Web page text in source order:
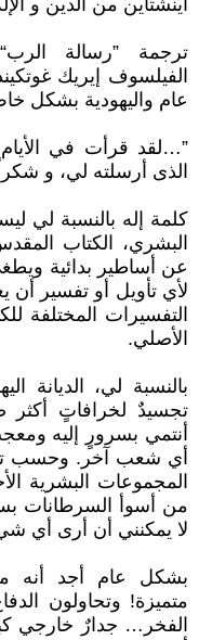
أينشتاين من الدين و
ترجمة ”رسالة
الفيلسوف إيريك
عام واليهودية بشكل
”…لقد قرأت في
الذى أرسلته لي، و
كلمة إله بالنسبة لي
البشري، الكتاب
عن أساطير بدائية
لأي تأويل أو تفسير أن
التفسيرات المختلفة
الأصلي.
بالنسبة لي، الديانة
تجسيدٌ لخرافاتٍ أكثر
أنتمي بسرورٍ إليه
أي شعب آخر. وحسب
المجموعات البشرية
من أسوأ السرطانات
لا يمكنني أن أرى أي
بشكل عام أجد أنه
متميزة! وتحاولون
الفخر… جدارٌ خارجي